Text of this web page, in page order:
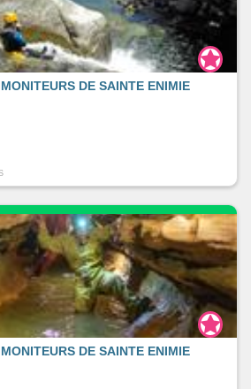
DE SAINTE ENIMIE
DE SAINTE ENIMIE